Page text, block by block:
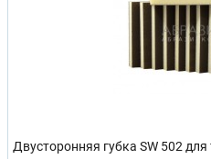
Двусторонняя губка SW 502